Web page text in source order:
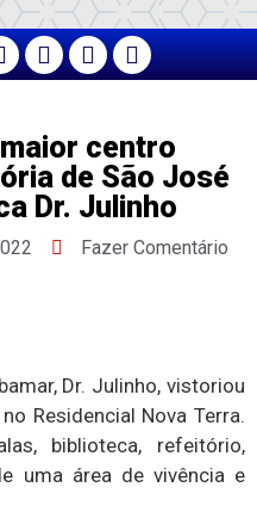
centro
de São José
Dr. Julinho
Fazer Comentário
Dr. Julinho, vistoriou
Residencial Nova Terra.
biblioteca, refeitório,
uma área de vivência e